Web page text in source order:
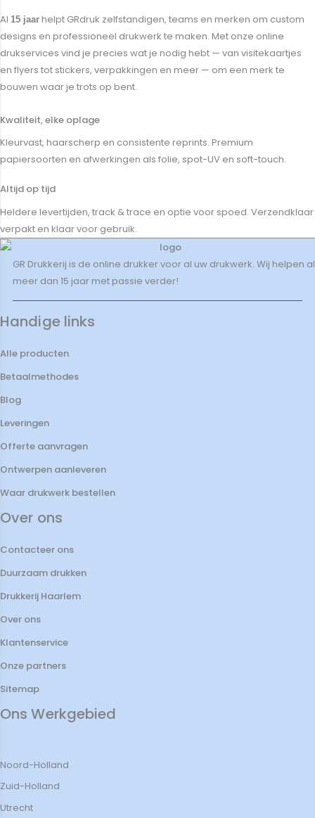
Al 15 jaar helpt GRdruk zelfstandigen, teams en merken om custom
designs en professioneel drukwerk te maken. Met onze online
drukservices vind je precies wat je nodig hebt — van visitekaartjes
en flyers tot stickers, verpakkingen en meer — om een merk te
bouwen waar je trots op bent.
Kwaliteit, elke oplage
Kleurvast, haarscherp en consistente reprints. Premium
papiersoorten en afwerkingen als folie, spot-UV en soft-touch.
Altijd op tijd
Heldere levertijden, track & trace en optie voor spoed. Verzendklaar
verpakt en klaar voor gebruik.
GR Drukkerij is de online drukker voor al uw drukwerk. Wij helpen al
meer dan 15 jaar met passie verder!
Handige links
Alle producten
Betaalmethodes
Blog
Leveringen
Offerte aanvragen
Ontwerpen aanleveren
Waar drukwerk bestellen
Over ons
Contacteer ons
Duurzaam drukken
Drukkerij Haarlem
Over ons
Klantenservice
Onze partners
Sitemap
Ons Werkgebied
Noord-Holland
Zuid-Holland
Utrecht